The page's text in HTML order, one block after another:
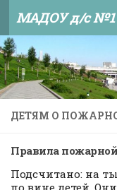
Skip to content
МАДОУ д/с №1
ДЕТЯМ О
Правила
Подсчитано: на